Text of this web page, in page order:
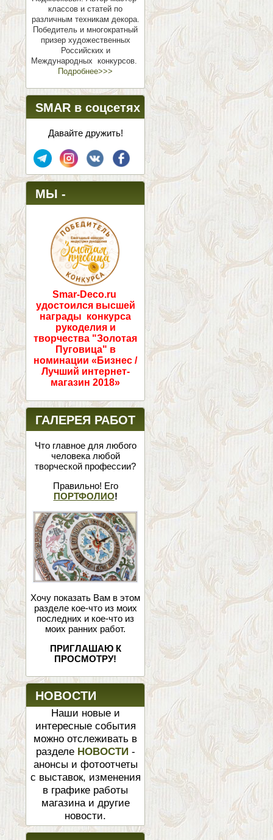
классов и статей по
различным техникам декора.
Победитель и многократный
призер художественных
Российских и
Международных конкурсов.
Подробнее>>>
SMAR в соцсетях
Давайте дружить!
МЫ -
ПОБЕДИТЕЛИ!
Smar-Deco.ru
удостоился высшей
награды конкурса
рукоделия и
творчества "Золотая
Пуговица" в
номинации «Бизнес /
Лучший интернет-
магазин 2018»
ГАЛЕРЕЯ РАБОТ
Что главное для любого
человека любой
творческой профессии?
Правильно! Его
ПОРТФОЛИО!
Хочу показать Вам в этом
разделе кое-что из моих
последних и кое-что из
моих ранних работ.
ПРИГЛАШАЮ К
ПРОСМОТРУ!
НОВОСТИ
Наши новые и
интересные события
можно отслеживать в
разделе НОВОСТИ -
анонсы и фотоотчеты
с выставок, изменения
в графике работы
магазина и другие
новости.